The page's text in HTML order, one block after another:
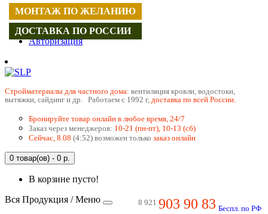
Регистрация
Авторизация
Cтройматериалы для частного дома: вентиляция кровли, водостоки,
вытяжки, сайдинг и др. Работаем с 1992 г, доставка по всей России.
Бронируйте товар онлайн в любое время, 24/7
Заказ через менеджеров: 10-21 (пн-пт), 10-13 (сб)
Сейчас, 8.08 (4:52) возможен только заказ онлайн
0 товар(ов) - 0 р.
В корзине пусто!
8 921 903 90 83 Беспл. по РФ
Вся Продукция / Меню
МОНТАЖ ПО ЖЕЛАНИЮ
ДОСТАВКА ПО РОССИИ